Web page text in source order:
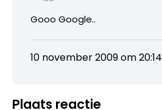
Gooo Google..
10 november 2009 om 20:14
Plaats reactie